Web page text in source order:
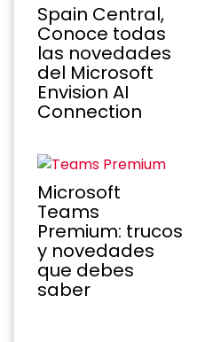
Spain Central,
Conoce todas
las novedades
del Microsoft
Envision AI
Connection
Microsoft
Teams
Premium: trucos
y novedades
que debes
saber